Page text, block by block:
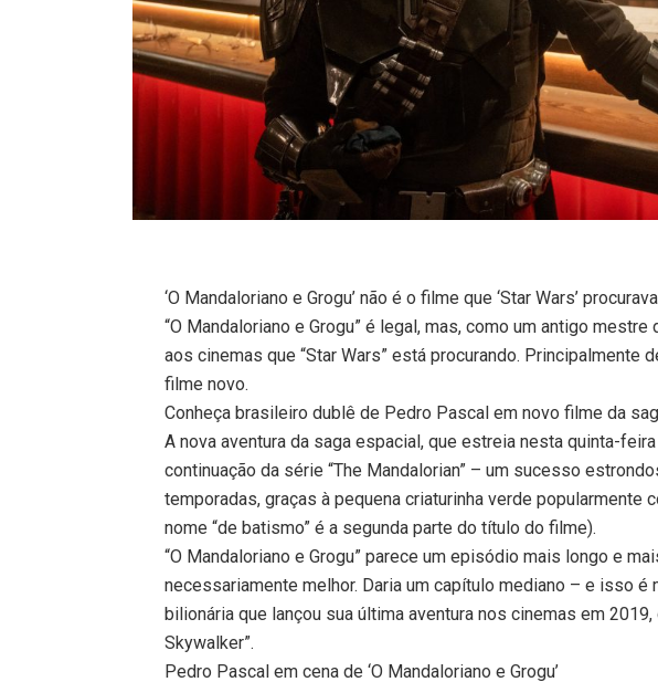
‘O Mandaloriano e Grogu’ não é o filme que ‘Star Wars’ procurava
“O Mandaloriano e Grogu” é legal, mas, como um antigo
aos cinemas que “Star Wars” está procurando. Principalmente
filme novo.
Conheça brasileiro dublê de Pedro Pascal em novo filme da
A nova aventura da saga espacial, que estreia nesta quinta-
continuação da série “The Mandalorian” – um sucesso
temporadas, graças à pequena criaturinha verde popularmente
nome “de batismo” é a segunda parte do título do filme).
“O Mandaloriano e Grogu” parece um episódio mais longo e
necessariamente melhor. Daria um capítulo mediano – e isso é
bilionária que lançou sua última aventura nos cinemas em
Skywalker”.
Pedro Pascal em cena de ‘O Mandaloriano e Grogu’